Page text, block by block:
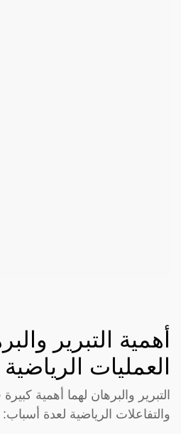
أهمية التبرير
العمليات الرياضية
التبرير والبرهان لهما أهمية
والتفاعلات الرياضية لعدة أسباب: